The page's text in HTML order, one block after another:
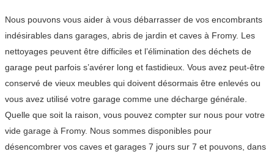
Nous pouvons vous aider à vous débarrasser de vos encombrants
indésirables dans garages, abris de jardin et caves à Fromy. Les
nettoyages peuvent être difficiles et l’élimination des déchets de
garage peut parfois s’avérer long et fastidieux. Vous avez peut-être
conservé de vieux meubles qui doivent désormais être enlevés ou
vous avez utilisé votre garage comme une décharge générale.
Quelle que soit la raison, vous pouvez compter sur nous pour votre
vide garage à Fromy. Nous sommes disponibles pour
désencombrer vos caves et garages 7 jours sur 7 et pouvons, dans